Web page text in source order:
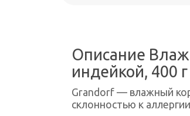
Описание
индейкой, 400 г
Grandorf — влажный
склонностью к